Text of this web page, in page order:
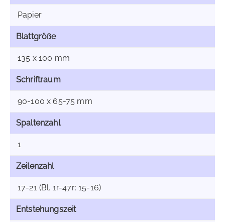
Papier
Blattgröße
135 x 100 mm
Schriftraum
90-100 x 65-75 mm
Spaltenzahl
1
Zeilenzahl
17-21 (Bl. 1r-47r: 15-16)
Entstehungszeit